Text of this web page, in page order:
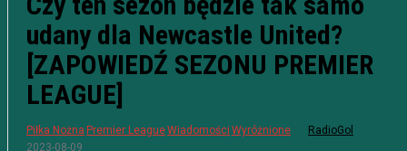
udany dla Newcastle United?
[ZAPOWIEDŹ SEZONU PREMIER
LEAGUE]
Piłka Nożna Premier LeagueWiadomości Wyróżnione
RadioGol
2023-08-09